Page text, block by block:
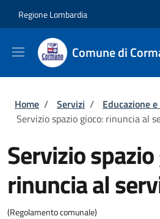
Regione Lombardia
Comune di
Briciole di pane
Home / Servizi / Educazione
Servizio spazio gioco: rinuncia al
Servizio
rinuncia al
(Regolamento comunale)